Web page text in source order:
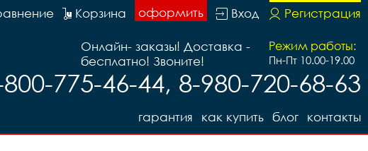
Регистрация
Вход
оформить
Корзина
Режим работы:
Пн-Пт 10.00-19.00
Онлайн- заказы! Доставка -
бесплатно! Звоните!
775-46-44, 8-980-720-68-63
контакты
блог
как купить
гарантия